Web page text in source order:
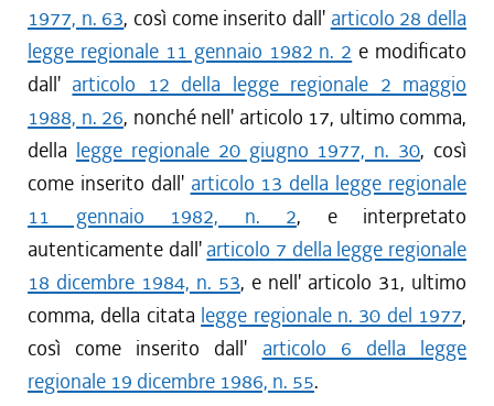
1977, n. 63, così come inserito dall' articolo 28 della
legge regionale 11 gennaio 1982 n. 2 e modificato
dall' articolo 12 della legge regionale 2 maggio
1988, n. 26, nonché nell' articolo 17, ultimo comma,
della legge regionale 20 giugno 1977, n. 30, così
come inserito dall' articolo 13 della legge regionale
11 gennaio 1982, n. 2, e interpretato
autenticamente dall' articolo 7 della legge regionale
18 dicembre 1984, n. 53, e nell' articolo 31, ultimo
comma, della citata legge regionale n. 30 del 1977,
così come inserito dall' articolo 6 della legge
regionale 19 dicembre 1986, n. 55.